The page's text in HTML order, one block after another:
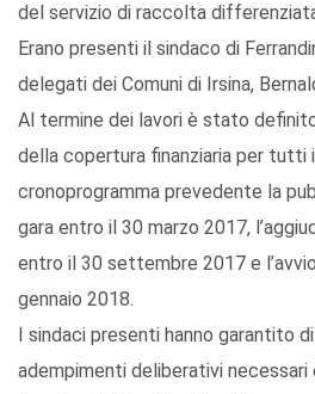
del servizio di raccolta
Erano presenti il sindaco di
delegati dei Comuni di Irsina,
Al termine dei lavori è stato
della copertura finanziaria per tutti
cronoprogramma prevedente la
gara entro il 30 marzo 2017,
entro il 30 settembre 2017 e
gennaio 2018.
I sindaci presenti hanno garantito
adempimenti deliberativi